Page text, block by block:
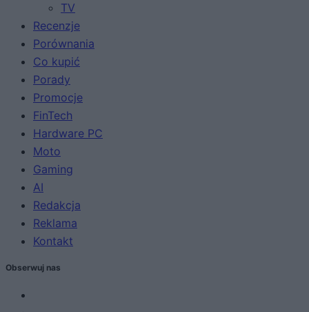
TV
Recenzje
Porównania
Co kupić
Porady
Promocje
FinTech
Hardware PC
Moto
Gaming
AI
Redakcja
Reklama
Kontakt
Obserwuj nas